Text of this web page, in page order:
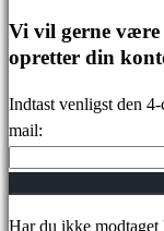
Skift
sprog
BS
CS
DA
DE
Vi vil gerne
opretter din
Indtast venligst den
mail:
Har du ikke modtaget